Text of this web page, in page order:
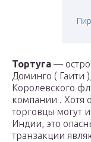
Тортуга —
Доминго ( Гаити
Королевского
компании . Хотя
торговцы могут
Индии, это
транзакции